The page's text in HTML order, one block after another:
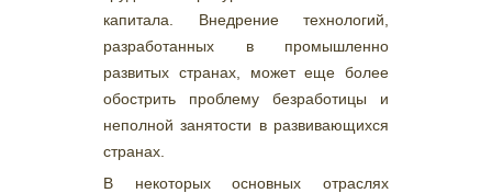
капитала. Внедрение технологий,
разработанных в промышленно
развитых странах, может еще более
обострить проблему безработицы и
неполной занятости в развивающихся
странах.
В некоторых основных отраслях